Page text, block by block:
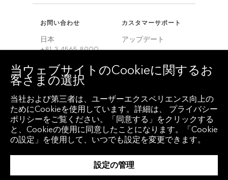
お問い合わせ
日本
+81 3 4565 8900
米国
+1 212 318 2000
ヨーロッパ
+44 20 7330 7500
アジア
+65 6212 1000
カスタマーサポート
アップデート
サービスセンター
クライアント アクセ
ス
地域
当ウェブサイトのCookieに関するお
客さまの選択
当社および第三者は、ユーザーエクスペリエンス向上の
ためにCookieを使用しています。詳細は、 プライバシー
ポリシーをご覧ください。「同意する」をクリックする
と、Cookieの使用に同意したことになります。「Cookie
の設定」を使用して、いつでも設定を変更できます。
設定の管理